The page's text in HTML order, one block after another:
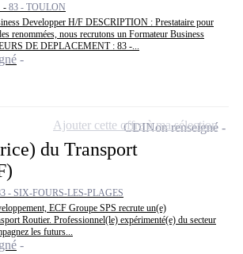
- 83 - TOULON
Developper H/F DESCRIPTION : Prestataire pour
renommées, nous recrutons un Formateur Business
DE DEPLACEMENT : 83 -...
du Transport
- SIX-FOURS-LES-PLAGES
ECF Groupe SPS recrute un(e)
Routier. Professionnel(le) expérimenté(e) du secteur
les futurs...
CDINon renseigné
Ajouter cette offre à ma sélection